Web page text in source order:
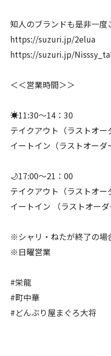
知人のブランドも是非一度
https://suzuri.jp/2elua
https://suzuri.jp/
＜＜営業時間＞＞
☀️11:30～14：30
テイクアウト（ラストオー
イートイン（ラストオーダ
🌙17:00～21：00
テイクアウト（ラストオー
イートイン （ラストオーダ
※シャリ・ねたが終了の場
※日曜営業
#栄龍
#町中華
#どんぶり屋まぐろ大将